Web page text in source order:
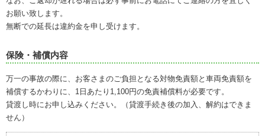
お願い致します。
無断での延長は違約金を申し受けます。
保険・補償内容
万一の事故の際に、お客さまのご負担となる対物免責額と車両免責額を
補償するかわりに、1日あたり1,100円の免責補償料が必要です。
貸渡し時にお申し込みください。（貸渡手続き後の加入、解約はできま
せん）